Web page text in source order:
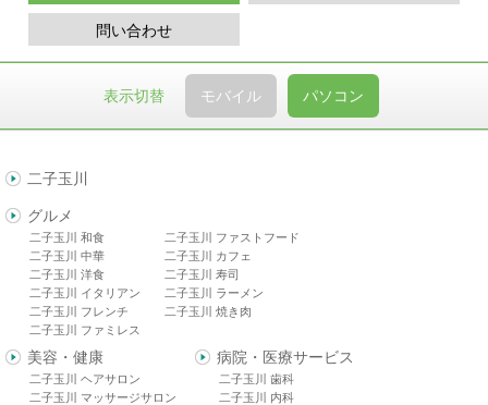
問い合わせ
表示切替 モバイル パソコン
二子玉川
グルメ
二子玉川 和食
二子玉川 中華
二子玉川 洋食
二子玉川 イタリアン
二子玉川 フレンチ
二子玉川 ファミレス
二子玉川 ファストフード
二子玉川 カフェ
二子玉川 寿司
二子玉川 ラーメン
二子玉川 焼き肉
美容・健康
二子玉川 ヘアサロン
二子玉川 マッサージサロン
病院・医療サービス
二子玉川 歯科
二子玉川 内科